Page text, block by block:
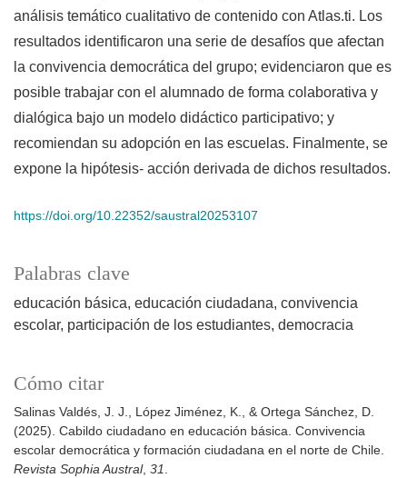
Palabras clave
educación básica educación ciudadana convivencia
escolar participación de los estudiantes democracia
Cómo citar
Salinas Valdés, J. J., López Jiménez, K., & Ortega Sánchez, D.
(2025). Cabildo ciudadano en educación básica. Convivencia
escolar democrática y formación ciudadana en el norte de Chile.
Revista Sophia Austral, 31.
análisis temático cualitativo de contenido con Atlas.ti. Los
resultados identificaron una serie de desafíos que afectan
la convivencia democrática del grupo; evidenciaron que es
posible trabajar con el alumnado de forma colaborativa y
dialógica bajo un modelo didáctico participativo; y
recomiendan su adopción en las escuelas. Finalmente, se
expone la hipótesis- acción derivada de dichos resultados.
https://doi.org/10.22352/saustral20253107